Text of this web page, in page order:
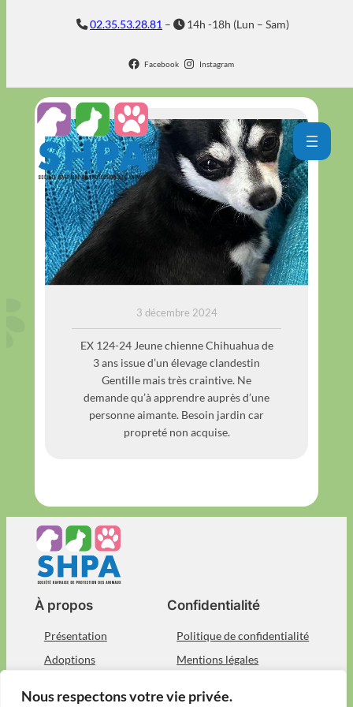
Nous respectons votre vie privée.
02.35.53.28.81 – 14h -18h (Lun – Sam)
Facebook Instagram
SHELSY
3 décembre 2024
EX 124-24 Jeune chienne Chihuahua de
3 ans issue d’un élevage clandestin
Gentille mais très craintive. Ne
demande qu’à apprendre auprès d’une
personne aimante. Besoin jardin car
propreté non acquise.
À propos
Présentation
Adoptions
Confidentialité
Politique de confidentialité
Mentions légales